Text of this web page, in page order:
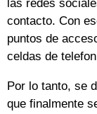
las redes
contacto. Con
puntos de
celdas de
Por lo tanto, se
que finalmente